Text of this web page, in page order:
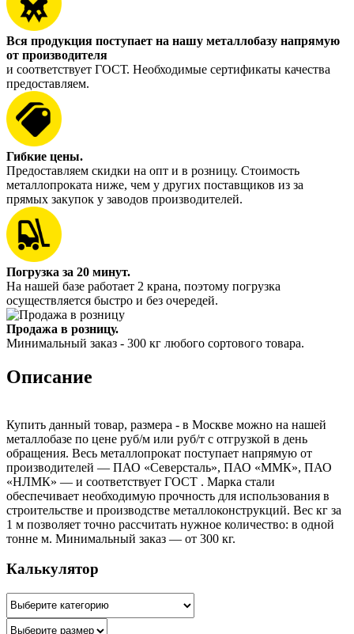
Вся продукция поступает на нашу металлобазу напрямую
от производителя
и соответствует ГОСТ. Необходимые сертификаты качества
предоставляем.
Гибкие цены.
Предоставляем скидки на опт и в розницу. Стоимость
металлопроката ниже, чем у других поставщиков из за
прямых закупок у заводов производителей.
Погрузка за 20 минут.
На нашей базе работает 2 крана, поэтому погрузка
осуществляется быстро и без очередей.
Продажа в розницу.
Минимальный заказ - 300 кг любого сортового товара.
Описание
Купить данный товар, размера - в Москве можно на нашей
металлобазе по цене руб/м или руб/т с отгрузкой в день
обращения. Весь металлопрокат поступает напрямую от
производителей — ПАО «Северсталь», ПАО «ММК», ПАО
«НЛМК» — и соответствует ГОСТ . Марка стали
обеспечивает необходимую прочность для использования в
строительстве и производстве металлоконструкций. Вес кг за
1 м позволяет точно рассчитать нужное количество: в одной
тонне м. Минимальный заказ — от 300 кг.
Калькулятор